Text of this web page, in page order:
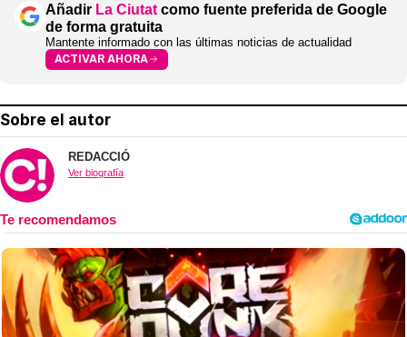
Añadir La Ciutat como fuente preferida de Google
de forma gratuita
Mantente informado con las últimas noticias de actualidad
ACTIVAR AHORA
Sobre el autor
REDACCIÓ
Ver biografía